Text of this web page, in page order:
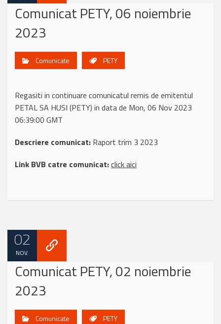
Comunicat PETY, 06 noiembrie
2023
Comunicate PETY
Regasiti in continuare comunicatul remis de emitentul
PETAL SA HUSI (PETY) in data de Mon, 06 Nov 2023
06:39:00 GMT
Descriere comunicat: Raport trim 3 2023
Link BVB catre comunicat:click aici
02
NOV.
Comunicat PETY, 02 noiembrie
2023
Comunicate PETY